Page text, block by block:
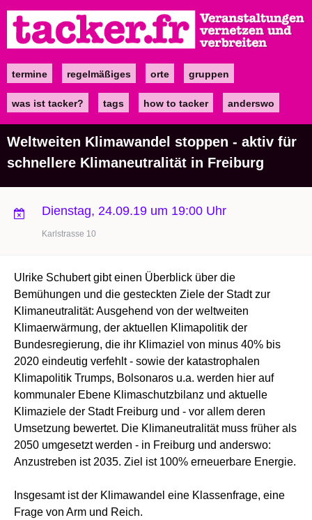
zum
Inhalt
Maintermine regelmäßiges orte gruppen
was ist tacker? tags how to tacker anderswo
Weltweiten Klimawandel stoppen - aktiv für
schnellere Klimaneutralität in Freiburg
Dienstag, 24.09.19 um 19:00 Uhr
Karlstrasse 10
Ulrike Schubert gibt einen Überblick über die
Bemühungen und die gesteckten Ziele der Stadt zur
Klimaneutralität: Ausgehend von der weltweiten
Klimaerwärmung, der aktuellen Klimapolitik der
Bundesregierung, die ihr Klimaziel von minus 40% bis
2020 eindeutig verfehlt - sowie der katastrophalen
Klimapolitik Trumps, Bolsonaros u.a. werden hier auf
kommunaler Ebene Klimaschutzbilanz und aktuelle
Klimaziele der Stadt Freiburg und - vor allem deren
Umsetzung bewertet. Die Klimaneutralität muss früher als
2050 umgesetzt werden - in Freiburg und anderswo:
Anzustreben ist 2035. Ziel ist 100% erneuerbare Energie.
Insgesamt ist der Klimawandel eine Klassenfrage, eine
Frage von Arm und Reich.